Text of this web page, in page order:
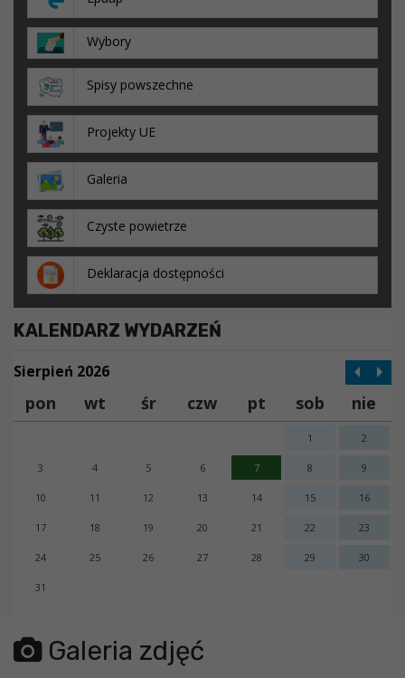
Wybory
Spisy powszechne
Projekty UE
Galeria
Czyste powietrze
Deklaracja dostępności
KALENDARZ WYDARZEŃ
Sierpień 2026
pon wt śr czw pt sob nie
1 2
3 4 5 6 7 8 9
10 11 12 13 14 15 16
17 18 19 20 21 22 23
24 25 26 27 28 29 30
31
error getting json:
Galeria zdjęć